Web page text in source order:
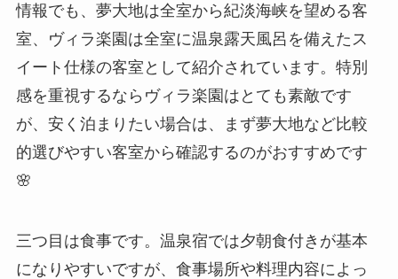
情報でも、夢大地は全室から紀淡海峡を望める客
室、ヴィラ楽園は全室に温泉露天風呂を備えたス
イート仕様の客室として紹介されています。特別
感を重視するならヴィラ楽園はとても素敵です
が、安く泊まりたい場合は、まず夢大地など比較
的選びやすい客室から確認するのがおすすめです
🌸
三つ目は食事です。温泉宿では夕朝食付きが基本
になりやすいですが、食事場所や料理内容によっ